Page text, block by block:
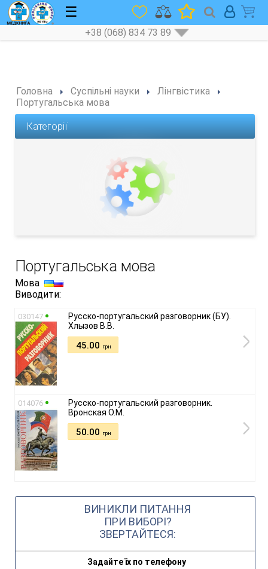
☰
+38 (068) 834 73 89
Головна Суспільні науки
Лінгвістика
Португальська мова
Категорії
Португальська мова
Мова
Виводити:
030147
Русско-португальский разговорник (БУ).
Хлызов В.В.
45.00 грн
014076
Русско-португальский разговорник.
Вронская О.М.
50.00 грн
ВИНИКЛИ ПИТАННЯ
ПРИ ВИБОРІ?
ЗВЕРТАЙТЕСЯ:
Задайте їх по телефону